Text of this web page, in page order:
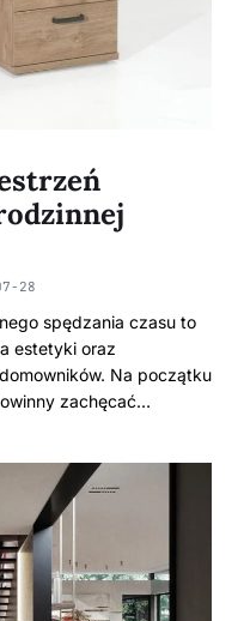
28
spędzania czasu to
estetyki oraz
Na początku
zachęcać…